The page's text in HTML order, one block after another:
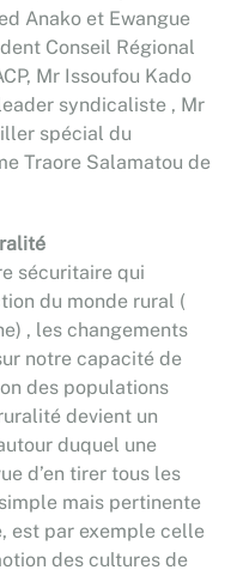
Anako et Ewangue
Conseil Régional
Mr Issoufou Kado
syndicaliste , Mr
spécial du
Traore Salamatou de
sécuritaire qui
du monde rural (
, les changements
notre capacité de
des populations
devient un
duquel une
d’en tirer tous les
mais pertinente
est par exemple celle
des cultures de